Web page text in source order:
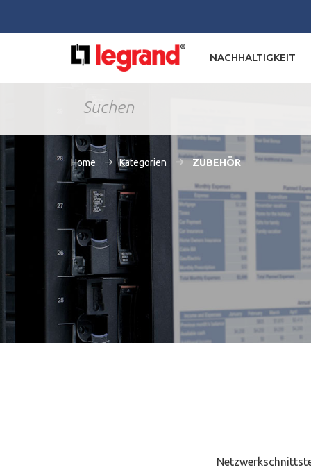
NACHHALTIGKEIT
Home Kategorien ZUBEHÖR